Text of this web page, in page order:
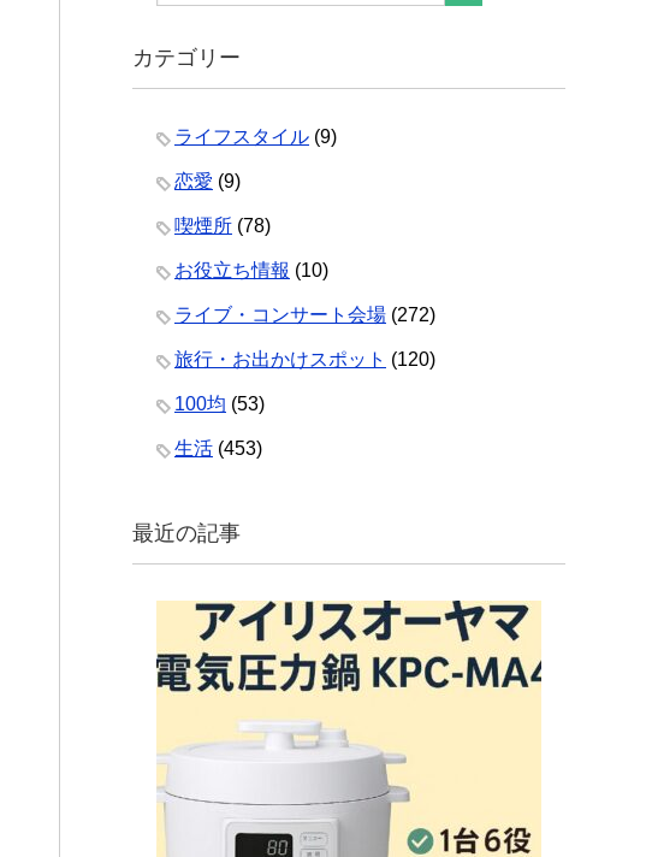
カテゴリー
ライフスタイル (9)
恋愛 (9)
喫煙所 (78)
お役立ち情報 (10)
ライブ・コンサート会場 (272)
旅行・お出かけスポット (120)
100均 (53)
生活 (453)
最近の記事